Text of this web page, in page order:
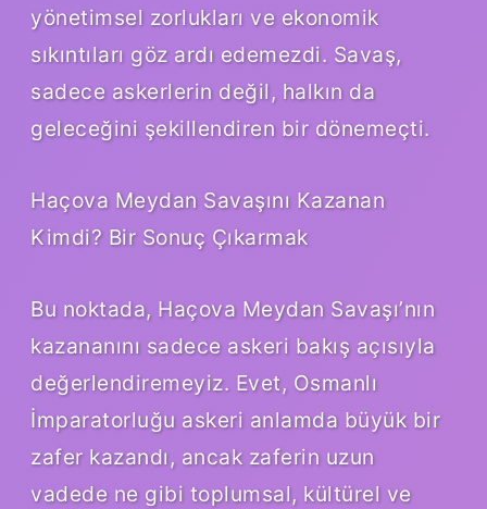
yönetimsel zorlukları ve ekonomik
sıkıntıları göz ardı edemezdi. Savaş,
sadece askerlerin değil, halkın da
geleceğini şekillendiren bir dönemeçti.
Haçova Meydan Savaşını Kazanan
Kimdi? Bir Sonuç Çıkarmak
Bu noktada, Haçova Meydan Savaşı’nın
kazananını sadece askeri bakış açısıyla
değerlendiremeyiz. Evet, Osmanlı
İmparatorluğu askeri anlamda büyük bir
zafer kazandı, ancak zaferin uzun
vadede ne gibi toplumsal, kültürel ve